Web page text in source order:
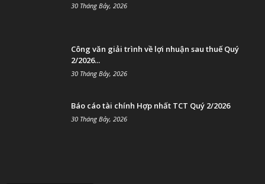
30 Tháng Bảy, 2026
Công văn giải trình về lợi nhuận sau thuế Quý
2/2026...
30 Tháng Bảy, 2026
Báo cáo tài chính Hợp nhất TCT Quý 2/2026
30 Tháng Bảy, 2026